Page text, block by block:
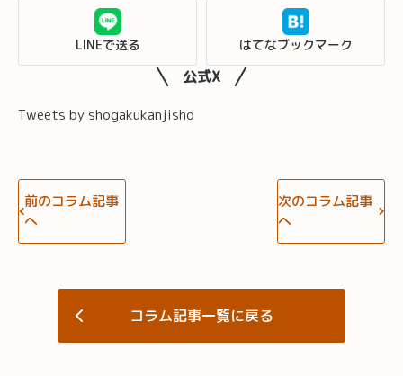
LINEで送る はてなブックマーク
公式X
Tweets by shogakukanjisho
前のコラム記事
へ
次のコラム記事
へ
コラム記事一覧に戻る